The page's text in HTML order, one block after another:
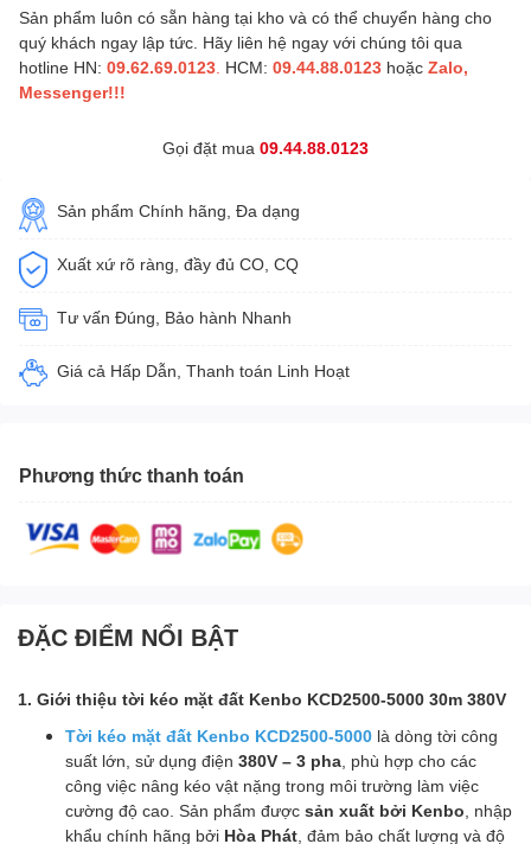
Sản phẩm luôn có sẵn hàng tại kho và có thể chuyển hàng cho
quý khách ngay lập tức. Hãy liên hệ ngay với chúng tôi qua
hotline HN: 09.62.69.0123 HCM: 09.44.88.0123 hoặc Zalo,
Messenger!!!
Gọi đặt mua 09.44.88.0123
Sản phẩm Chính hãng, Đa dạng
Xuất xứ rõ ràng, đầy đủ CO, CQ
Tư vấn Đúng, Bảo hành Nhanh
Giá cả Hấp Dẫn, Thanh toán Linh Hoạt
Phương thức thanh toán
ĐẶC ĐIỂM NỔI BẬT
1. Giới thiệu tời kéo mặt đất Kenbo KCD2500-5000 30m 380V
Tời kéo mặt đất Kenbo KCD2500-5000 là dòng tời công
suất lớn, sử dụng điện 380V – 3 pha , phù hợp cho các
công việc nâng kéo vật nặng trong môi trường làm việc
cường độ cao. Sản phẩm được sản xuất bởi Kenbo , nhập
khẩu chính hãng bởi Hòa Phát , đảm bảo chất lượng và độ